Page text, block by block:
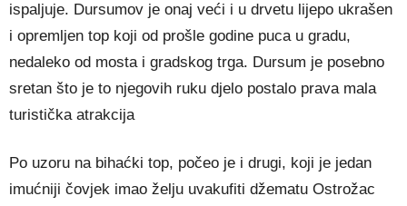
ispaljuje. Dursumov je onaj veći i u drvetu lijepo ukrašen
i opremljen top koji od prošle godine puca u gradu,
nedaleko od mosta i gradskog trga. Dursum je posebno
sretan što je to njegovih ruku djelo postalo prava mala
turistička atrakcija
Po uzoru na bihaćki top, počeo je i drugi, koji je jedan
imućniji čovjek imao želju uvakufiti džematu Ostrožac